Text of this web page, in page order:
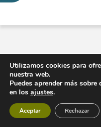
Utilizamos cookies para
nuestra web.
Puedes aprender más
en los ajustes.
Aceptar Rechazar